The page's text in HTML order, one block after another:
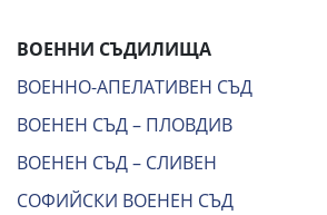
ВОЕННИ СЪДИЛИЩА
ВОЕННО-АПЕЛАТИВЕН СЪД
ВОЕНЕН СЪД – ПЛОВДИВ
ВОЕНЕН СЪД – СЛИВЕН
СОФИЙСКИ ВОЕНЕН СЪД